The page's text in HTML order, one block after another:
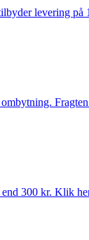
levering på
300 kr. Klik